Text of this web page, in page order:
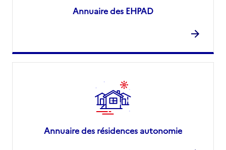
Annuaire des EHPAD
Annuaire des résidences autonomie